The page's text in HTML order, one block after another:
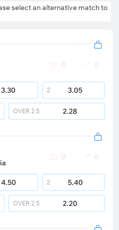
select an alternative match to
0 0
3.30 2 3.05
OVER 2.5 2.28
0 0
4.50 2 5.40
OVER 2.5 2.20